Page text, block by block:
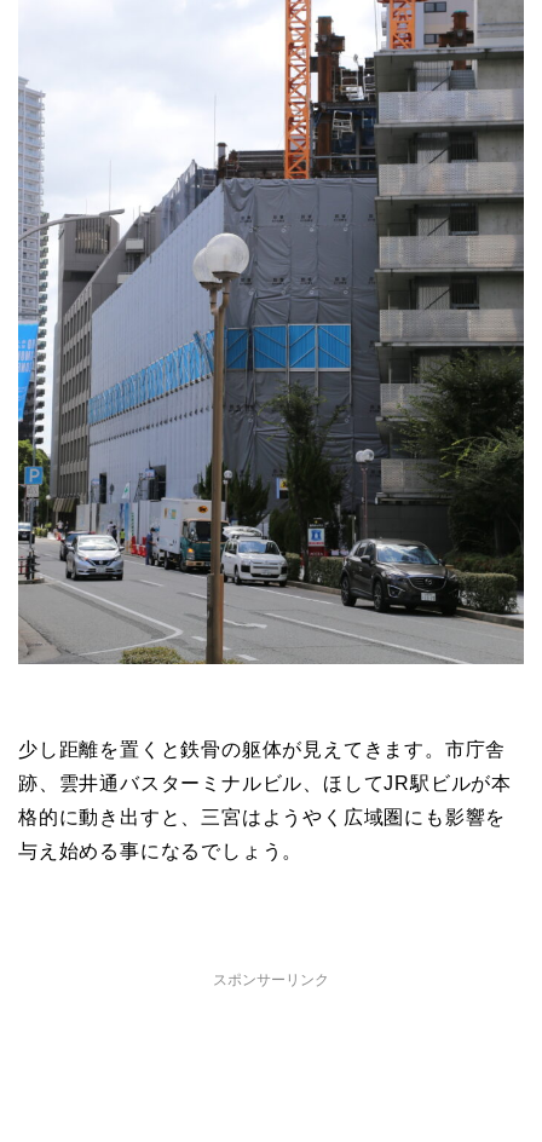
少し距離を置くと鉄骨の躯体が見えてきます。市庁舎
跡、雲井通バスターミナルビル、ほしてJR駅ビルが本
格的に動き出すと、三宮はようやく広域圏にも影響を
与え始める事になるでしょう。
スポンサーリンク